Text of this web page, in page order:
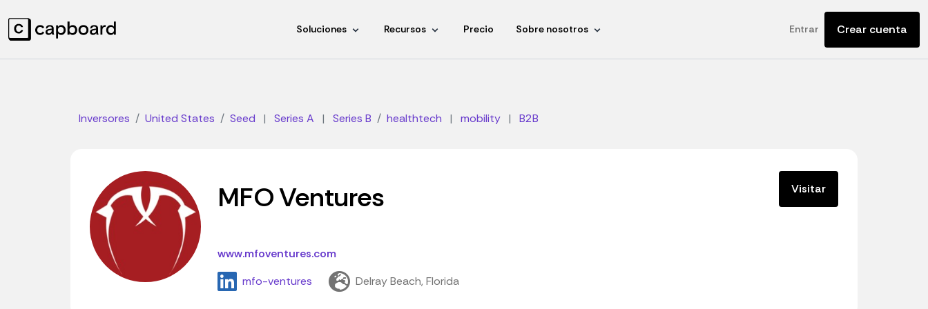
Soluciones Recursos Precio Sobre nosotros Entrar Crear cuenta
Inversores United States Seed | Series A | Series B healthtech | mobility | B2B
MFO Ventures Visitar
www.mfoventures.com
mfo-ventures
Delray Beach, Florida